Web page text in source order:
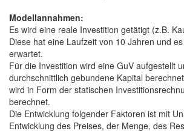
Modellannahmen:
Es wird eine reale Investition getätigt (z.B.
Diese hat eine Laufzeit von 10 Jahren und
erwartet.
Für die Investition wird eine GuV aufgestellt
durchschnittlich gebundene Kapital
wird in Form der statischen
berechnet.
Die Entwicklung folgender Faktoren ist mit
Entwicklung des Preises, der Menge, des